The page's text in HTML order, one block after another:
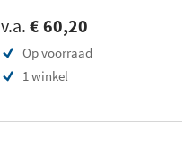
v.a. € 60,20
Op voorraad
1 winkel